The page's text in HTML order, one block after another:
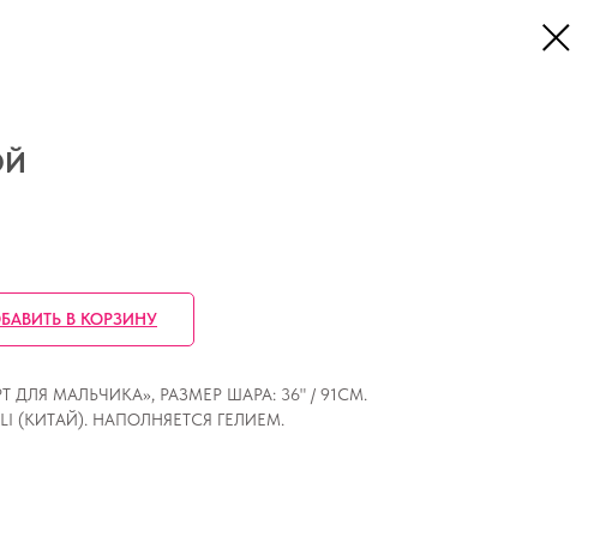
В КОРЗИНУ
МАЛЬЧИКА», РАЗМЕР ШАРА: 36" / 91CM.
(КИТАЙ). НАПОЛНЯЕТСЯ ГЕЛИЕМ.